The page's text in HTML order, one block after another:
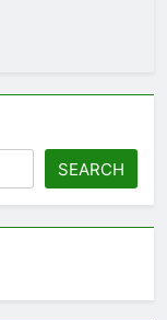
SEARCH